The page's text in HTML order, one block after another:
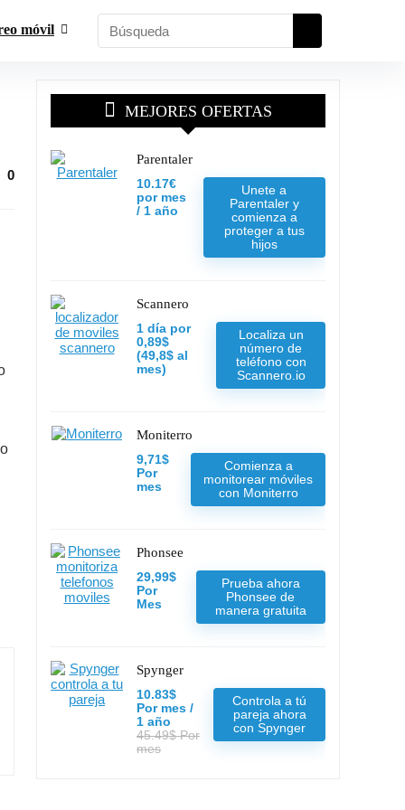
móvil
0
MEJORES OFERTAS
Parentaler
10.17€
por mes
/ 1 año
Unete a
Parentaler y
comienza a
proteger a tus
hijos
Scannero
1 día por
0,89$
(49,8$ al
mes)
Localiza un
número de
teléfono con
Scannero.io
Moniterro
9,71$
Por
mes
Comienza a
monitorear móviles
con Moniterro
Phonsee
29,99$
Por
Mes
Prueba ahora
Phonsee de
manera gratuita
Spynger
10.83$
Por mes /
1 año
45.49$ Por
mes
Controla a tú
pareja ahora
con Spynger